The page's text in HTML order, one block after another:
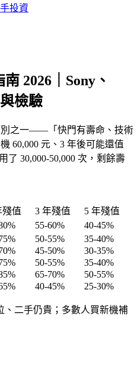
投資
2026｜Sony、
檢驗
別之一——「 快門有壽命、技術
60,000 元、3 年後可能還值
了 30,000-50,000 次 ，剩餘壽
殘值 3 年殘值
5 年殘值
55-60%
40-45%
50-55%
35-40%
45-50%
30-35%
50-55%
35-40%
65-70%
50-55%
40-45% 25-30%
、二手仍貴；多數人買新機補